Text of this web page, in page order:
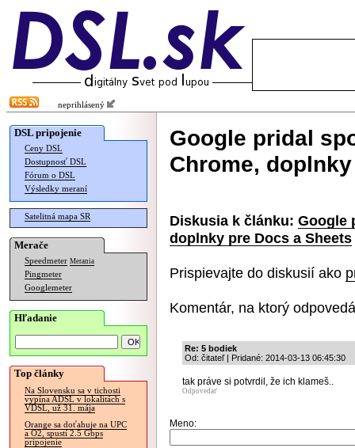
neprihlásený
DSL pripojenie
Ceny DSL
Dostupnosť DSL
Fórum o DSL
Výsledky meraní
Satelitná mapa SR
Merače
Speedmeter Merania
Pingmeter
Googlemeter
Hľadanie
Top články
Na Slovensku sa v tichosti
vypína ADSL v lokalitách s
VDSL, už 31. mája
Orange sa doťahuje na UPC
a O2, spustí 2.5 Gbps
pripojenie
Google pridal
Chrome,
Diskusia k článku: Google
doplnky pre Docs a Sheets
Prispievajte do diskusií ako
Komentár, na ktorý
Re: 5 bodiek
Od: čitateľ | Pridané: 2014-03-13 06:45:30
tak práve si potvrdil, že ich klameš..
Odpovedať
Meno: